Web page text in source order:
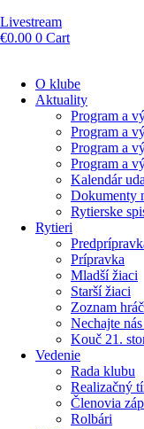
Livestream
€0.00 0 Cart
O klube
Aktuality
Program a
Program a
Program a
Program a
Kalendár
Dokumenty
Rytierske
Rytieri
Prípravka
Mladší žiaci
Starší žiaci
Zoznam
Nechajte
Kouč 21.
Vedenie
Rada klubu
Realizačný
Členovia
Rolbári